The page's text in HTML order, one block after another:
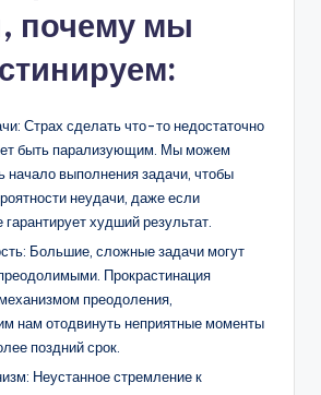
почему мы
Страх сделать что-то недостаточно
быть парализующим. Мы можем
начало выполнения задачи, чтобы
неудачи, даже если
гарантирует худший результат.
Большие, сложные задачи могут
Прокрастинация
преодоления,
нам отодвинуть неприятные моменты
поздний срок.
Неустанное стремление к